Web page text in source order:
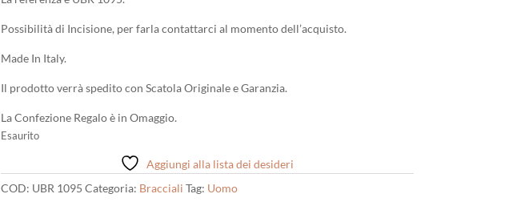
Possibilità di Incisione, per farla contattarci al momento dell’acquisto.
Made In Italy.
Il prodotto verrà spedito con Scatola Originale e Garanzia.
La Confezione Regalo è in Omaggio.
Esaurito
Aggiungi alla lista dei desideri
COD: UBR 1095 Categoria: Bracciali Tag: Uomo